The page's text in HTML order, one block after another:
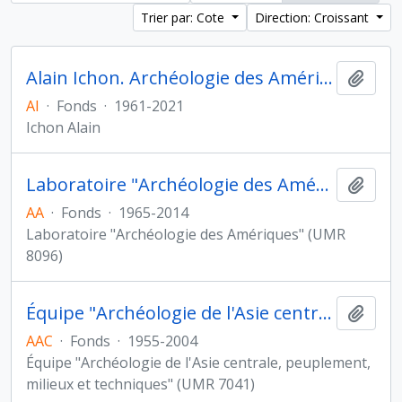
Trier par: Cote Direction: Croissant
Alain Ichon. Archéologie des Amériques
AI · Fonds · 1961-2021
Ichon Alain
Laboratoire "Archéologie des Amériques"
AA · Fonds · 1965-2014
Laboratoire "Archéologie des Amériques" (UMR
8096)
Équipe "Archéologie de l'Asie centrale"
AAC · Fonds · 1955-2004
Équipe "Archéologie de l'Asie centrale, peuplement,
milieux et techniques" (UMR 7041)